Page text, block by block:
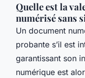
Quelle est la
numérisé sans
Un document
probante s’il est
garantissant son
numérique est